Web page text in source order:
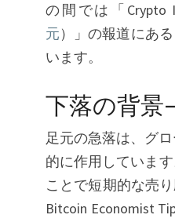
の間では「Crypto
元）」の報道にあ
います。
下落の背景
足元の急落は、グ
的に作用していま
ことで短期的な売
Bitcoin Economist